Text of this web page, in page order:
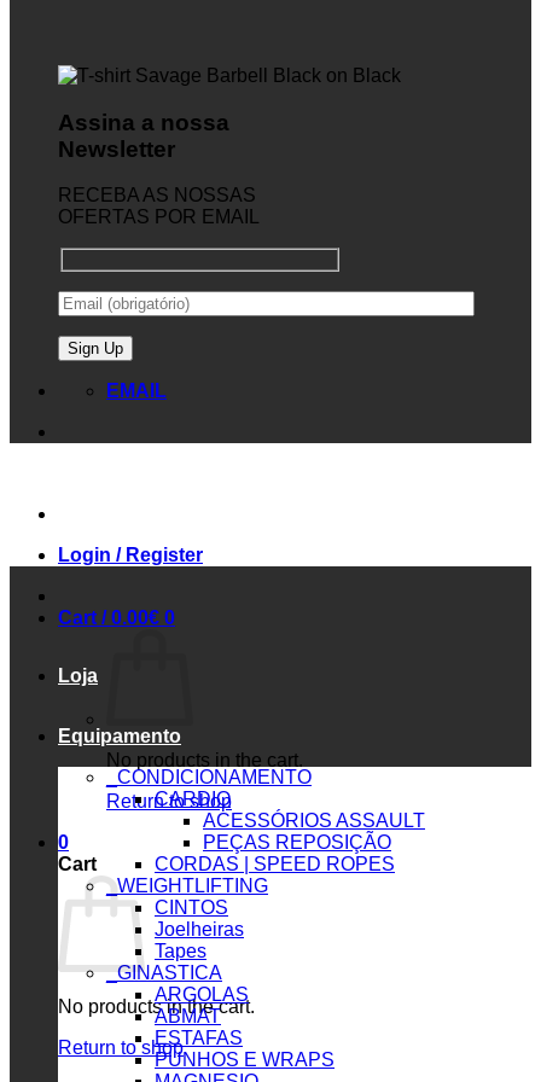
Assina a nossa
Newsletter
RECEBA AS NOSSAS
OFERTAS POR EMAIL
EMAIL
Login / Register
Cart /0.00€ 0
No products in the cart.
Return to shop
0
Cart
No products in the cart.
Return to shop
Loja
Equipamento
_CONDICIONAMENTO
CARDIO
ACESSÓRIOS ASSAULT
PEÇAS REPOSIÇÃO
CORDAS | SPEED ROPES
_WEIGHTLIFTING
CINTOS
Joelheiras
Tapes
_GINASTICA
ARGOLAS
ABMAT
ESTAFAS
PUNHOS E WRAPS